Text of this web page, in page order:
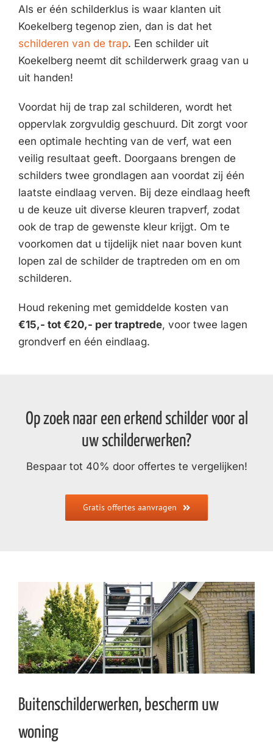
Als er één schilderklus is waar klanten uit
Koekelberg tegenop zien, dan is dat het
schilderen van de trap. Een schilder uit
Koekelberg neemt dit schilderwerk graag van u
uit handen!
Voordat hij de trap zal schilderen, wordt het
oppervlak zorgvuldig geschuurd. Dit zorgt voor
een optimale hechting van de verf, wat een
veilig resultaat geeft. Doorgaans brengen de
schilders twee grondlagen aan voordat zij één
laatste eindlaag verven. Bij deze eindlaag heeft
u de keuze uit diverse kleuren trapverf, zodat
ook de trap de gewenste kleur krijgt. Om te
voorkomen dat u tijdelijk niet naar boven kunt
lopen zal de schilder de traptreden om en om
schilderen.
Houd rekening met gemiddelde kosten van
€15,- tot €20,- per traptrede, voor twee lagen
grondverf en één eindlaag.
Op zoek naar een erkend schilder voor al
uw schilderwerken?
Bespaar tot 40% door offertes te vergelijken!
Gratis offertes aanvragen
Buitenschilderwerken, bescherm uw
woning